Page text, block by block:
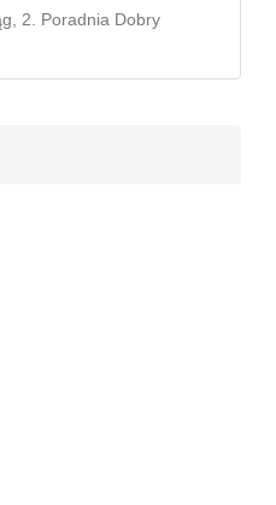
2. Poradnia Dobry